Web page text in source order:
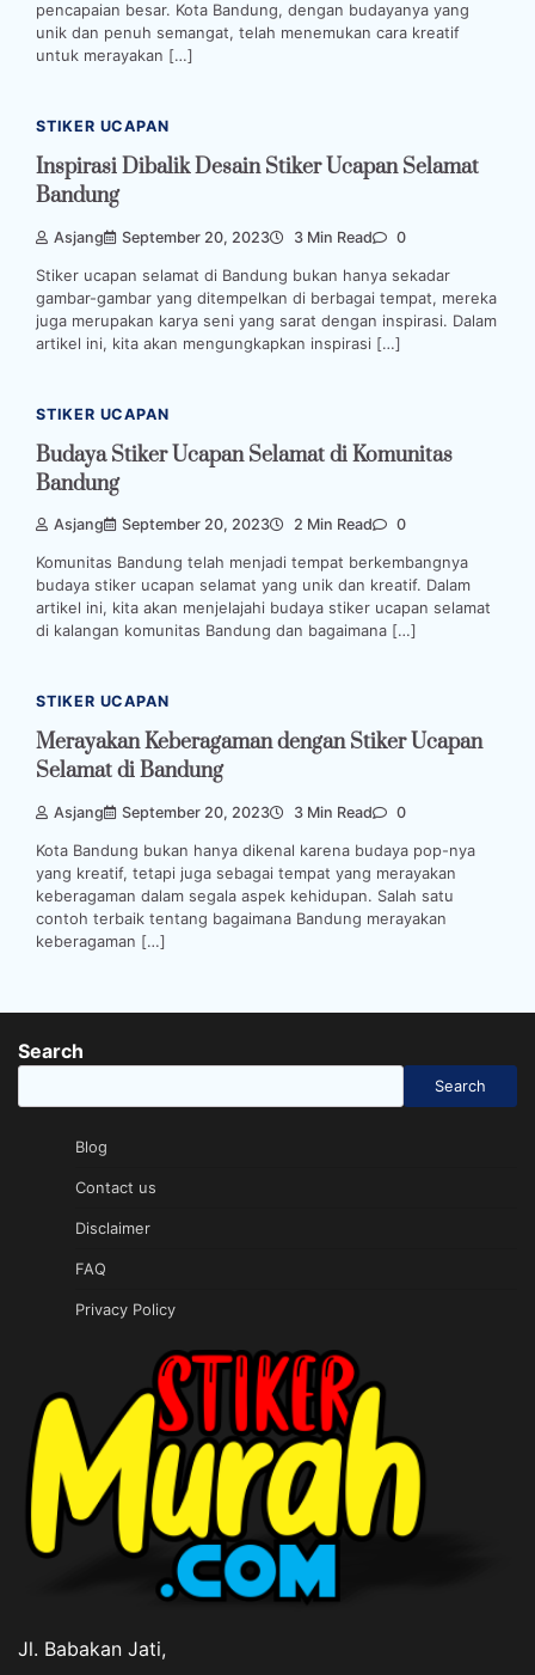
pencapaian besar. Kota Bandung, dengan budayanya yang
unik dan penuh semangat, telah menemukan cara kreatif
untuk merayakan […]
STIKER UCAPAN
Inspirasi Dibalik Desain Stiker Ucapan Selamat
Bandung
Asjang September 20, 2023 3 Min Read 0
Stiker ucapan selamat di Bandung bukan hanya sekadar
gambar-gambar yang ditempelkan di berbagai tempat, mereka
juga merupakan karya seni yang sarat dengan inspirasi. Dalam
artikel ini, kita akan mengungkapkan inspirasi […]
STIKER UCAPAN
Budaya Stiker Ucapan Selamat di Komunitas
Bandung
Asjang September 20, 2023 2 Min Read 0
Komunitas Bandung telah menjadi tempat berkembangnya
budaya stiker ucapan selamat yang unik dan kreatif. Dalam
artikel ini, kita akan menjelajahi budaya stiker ucapan selamat
di kalangan komunitas Bandung dan bagaimana […]
STIKER UCAPAN
Merayakan Keberagaman dengan Stiker Ucapan
Selamat di Bandung
Asjang September 20, 2023 3 Min Read 0
Kota Bandung bukan hanya dikenal karena budaya pop-nya
yang kreatif, tetapi juga sebagai tempat yang merayakan
keberagaman dalam segala aspek kehidupan. Salah satu
contoh terbaik tentang bagaimana Bandung merayakan
keberagaman […]
Search
Search
Blog
Contact us
Disclaimer
FAQ
Privacy Policy
Jl. Babakan Jati,